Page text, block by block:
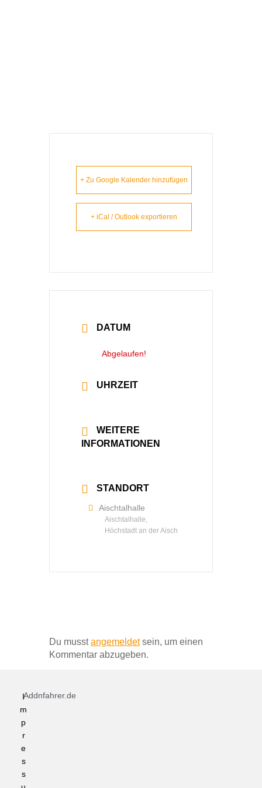
+ Zu Google Kalender hinzufügen
+ iCal / Outlook exportieren
DATUM
Abgelaufen!
UHRZEIT
WEITERE
INFORMATIONEN
STANDORT
Aischtalhalle
Aischtalhalle,
Höchstadt an der Aisch
Du musstangemeldetsein, um einen
Kommentar abzugeben.
Addnfahrer.de
I
m
p
r
e
s
s